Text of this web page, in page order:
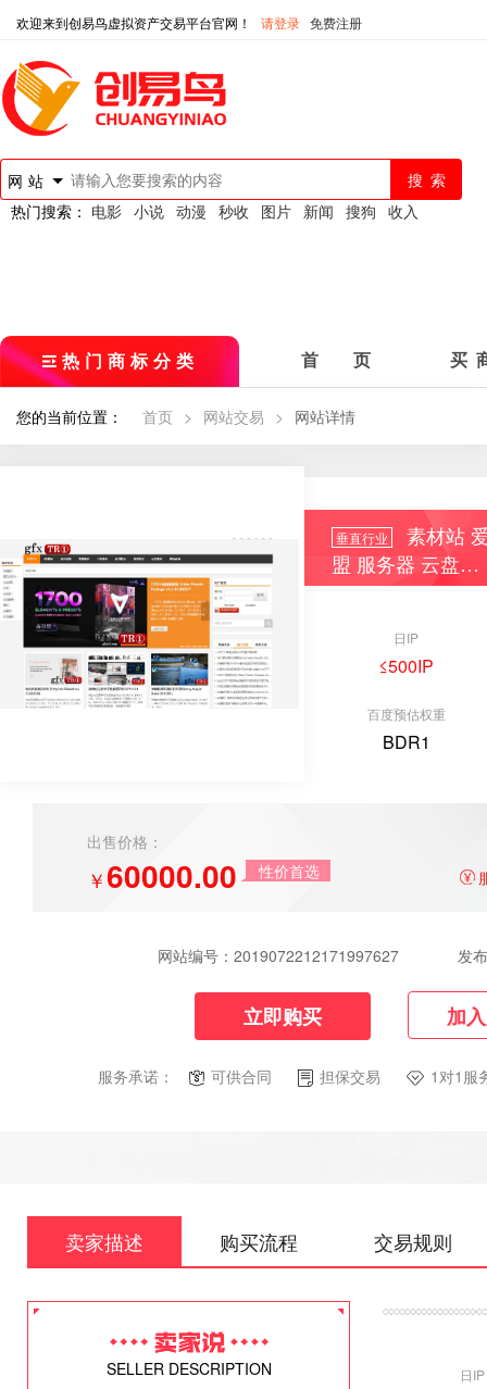
欢迎来到创易鸟虚拟资产交易平台官网！ 请登录 免费注册
网站
热门搜索： 电影 小说 动漫 秒收 图片 新闻 搜狗 收入
热门商标分类 首 页 买
您的当前位置： 首页 > 网站交易 > 网站详情
垂直行业
素材站
盟 服务器 云盘…
日IP
≤500IP
百度预估权重
BDR1
出售价格：
￥60000.00 性价首选
网站编号： 2019072212171997627 发
立即购买 加
服务承诺： 可供合同 担保交易 1对1服
卖家描述 购买流程 交易规则
SELLER DESCRIPTION 日IP